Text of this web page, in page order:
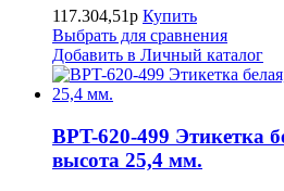
117.304,51р Купить
Выбрать для сравнения
Добавить в Личный каталог
BPT-620-499 Этикетка
высота 25,4 мм.